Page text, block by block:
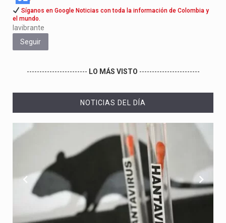
Síganos en Google Noticias con toda la información de Colombia y
el mundo.
lavibrante
Seguir
------------------------ LO MÁS VISTO ------------------------
NOTICIAS DEL DÍA